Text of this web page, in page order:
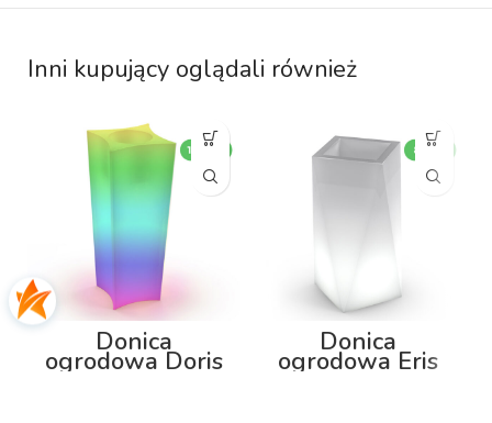
Inni kupujący oglądali również
Donica
ogrodowa Doris
Donica
ogrodowa Eris